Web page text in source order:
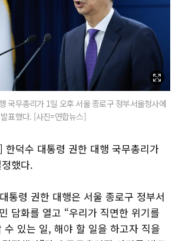
국무총리가 1일 오후 서울 종로구 정부서울청사에
표했다. [사진=연합뉴스]
한덕수 대통령 권한 대행 국무총리가
했다.
통령 권한 대행은 서울 종로구 정부서
담화를 열고 “우리가 직면한 위기를
수 있는 일, 해야 할 일을 하고자 직을